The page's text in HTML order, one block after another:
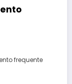
frequente